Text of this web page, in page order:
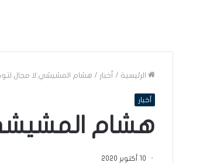
الرئيسية / أخبار / هشام المشيشي:لا مجال
أخبار
هشام
10 أكتوبر 2020